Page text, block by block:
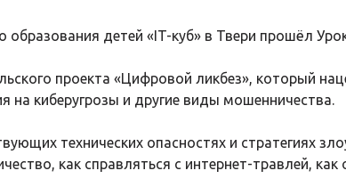
образования детей «IT-куб» в Твери прошёл
проекта «Цифровой ликбез», который
на киберугрозы и другие виды мошенничества.
технических опасностях и стратегиях
как справляться с интернет-травлей,